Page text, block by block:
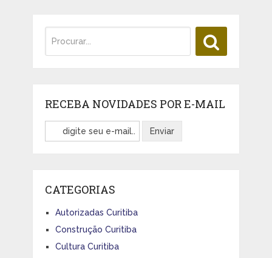
RECEBA NOVIDADES POR E-MAIL
CATEGORIAS
Autorizadas Curitiba
Construção Curitiba
Cultura Curitiba